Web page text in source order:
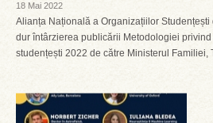
18 Mai 2022
Alianța Națională a Organizațiilor
dur întârzierea publicării Metodologiei
studențești 2022 de către Ministerul Familiei,